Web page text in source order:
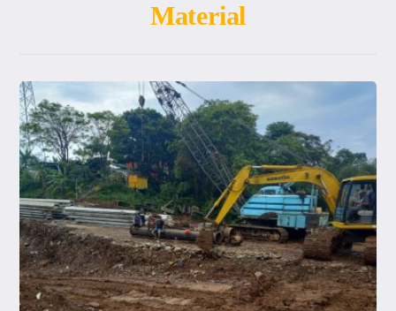
Material